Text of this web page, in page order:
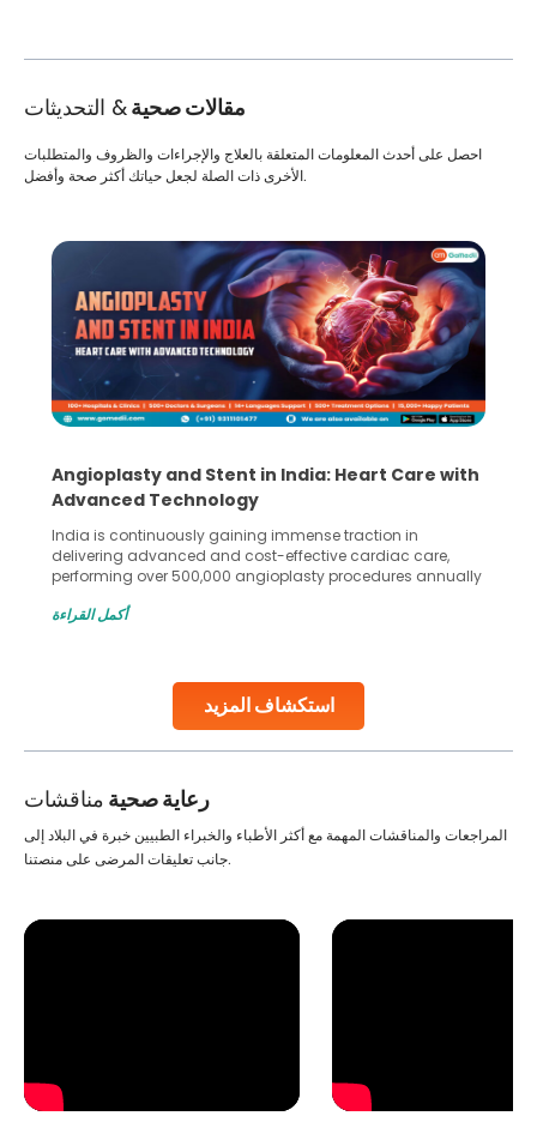
مقالات صحية& التحديثات
استكشاف المزيد
احصل على أحدث المعلومات المتعلقة بالعلاج والإجراءات والظروف والمتطلبات
الأخرى ذات الصلة لجعل حياتك أكثر صحة وأفضل.
5 Essential Steps for Effective Human Sperm
Collection and Processing Methods
Human sperm collection and processing are critical steps
in advanced reproductive techniques like In Vitro
Fertilization (IVF) and intrauterine insemination (IUI). These
challenges and help couples achieve their dream of
collected, they process the
أكمل القراءة
رعاية صحية مناقشات
المراجعات والمناقشات المهمة مع أكثر الأطباء والخبراء الطبيين خبرة في البلاد إلى
جانب تعليقات المرضى على منصتنا.